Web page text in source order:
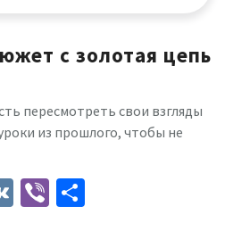
с золотая цепь
пересмотреть свои взгляды
из прошлого, чтобы не
VK Viber